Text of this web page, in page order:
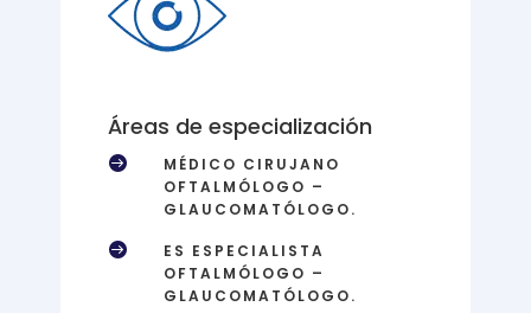
Áreas de especialización

MÉDICO CIRUJANO
OFTALMÓLOGO –
GLAUCOMATÓLOGO.

ES ESPECIALISTA
OFTALMÓLOGO –
GLAUCOMATÓLOGO.